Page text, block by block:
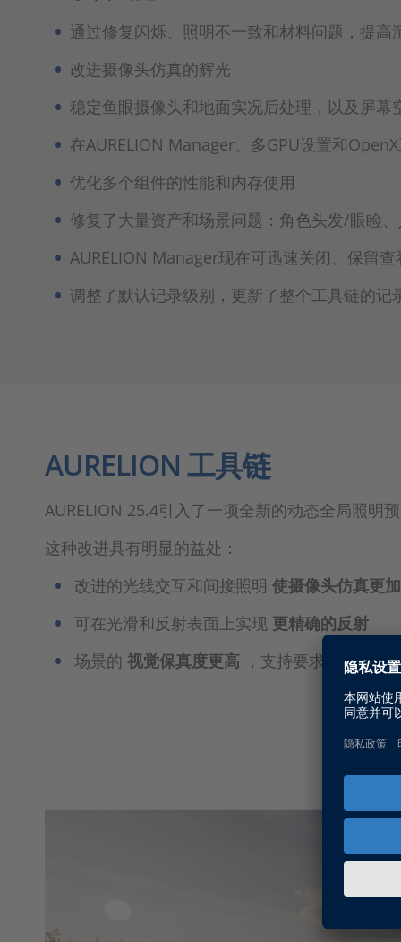
通过修复闪烁、照明不一致和材料问题，提高
改进摄像头仿真的辉光
稳定鱼眼摄像头和地面实况后处理，以及屏幕
在AURELION Manager、多GPU设置和
优化多个组件的性能和内存使用
修复了大量资产和场景问题：角色头发/眼睑
AURELION Manager现在可迅速关闭、保留
调整了默认记录级别，更新了整个工具链的记
AURELION 工具链
AURELION 25.4引入了一项全新的动态全局照明
这种改进具有明显的益处：
改进的光线交互和间接照明使摄像头仿真更
可在光滑和反射表面上实现 更精确的反射
场景的视觉保真度更高 ，支持要求苛刻的